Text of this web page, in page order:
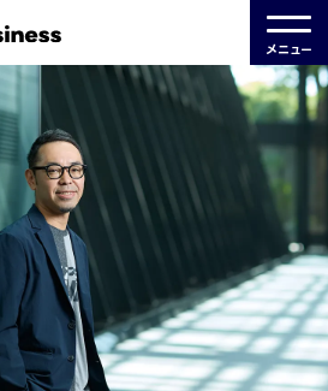
メニュー